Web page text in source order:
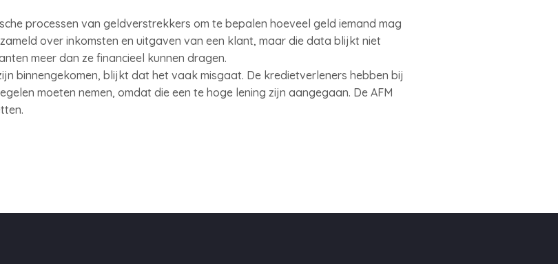
processen van geldverstrekkers om te bepalen hoeveel geld iemand mag
over inkomsten en uitgaven van een klant, maar die data blijkt niet
meer dan ze financieel kunnen dragen.
binnengekomen, blijkt dat het vaak misgaat. De kredietverleners hebben bij
moeten nemen, omdat die een te hoge lening zijn aangegaan. De AFM